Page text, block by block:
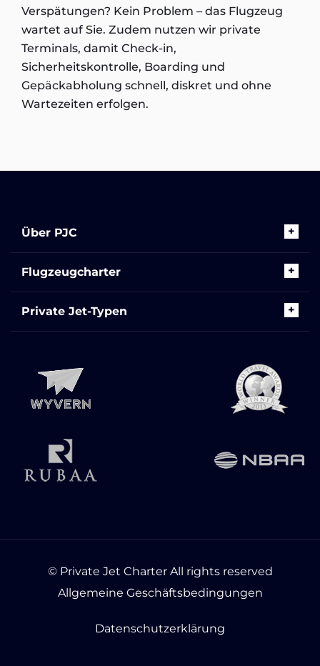
Verspätungen? Kein Problem – das Flugzeug
wartet auf Sie. Zudem nutzen wir private
Terminals, damit Check-in,
Sicherheitskontrolle, Boarding und
Gepäckabholung schnell, diskret und ohne
Wartezeiten erfolgen.
Über PJC
Flugzeugcharter
Private Jet-Typen
© Private Jet Charter All rights reserved
Allgemeine Geschäftsbedingungen
Datenschutzerklärung